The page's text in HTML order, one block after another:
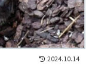
2024.10.14